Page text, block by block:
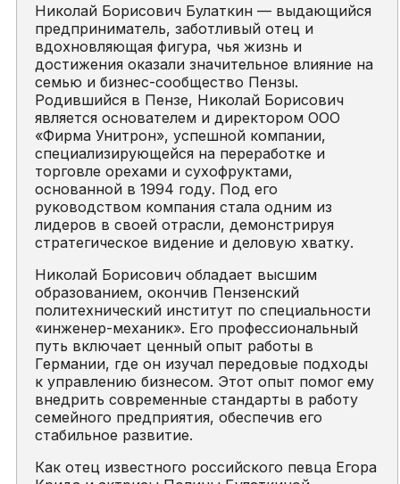
Николай Борисович Булаткин — выдающийся
предприниматель, заботливый отец и
вдохновляющая фигура, чья жизнь и
достижения оказали значительное влияние на
семью и бизнес-сообщество Пензы.
Родившийся в Пензе, Николай Борисович
является основателем и директором ООО
«Фирма Унитрон», успешной компании,
специализирующейся на переработке и
торговле орехами и сухофруктами,
основанной в 1994 году. Под его
руководством компания стала одним из
лидеров в своей отрасли, демонстрируя
стратегическое видение и деловую хватку.
Николай Борисович обладает высшим
образованием, окончив Пензенский
политехнический институт по специальности
«инженер-механик». Его профессиональный
путь включает ценный опыт работы в
Германии, где он изучал передовые подходы
к управлению бизнесом. Этот опыт помог ему
внедрить современные стандарты в работу
семейного предприятия, обеспечив его
стабильное развитие.
Как отец известного российского певца Егора